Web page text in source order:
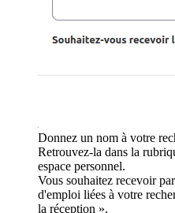
Donnez un nom à votre
Retrouvez-la dans la
espace personnel.
Vous souhaitez recevoir
d'emploi liées à votre
la réception ».